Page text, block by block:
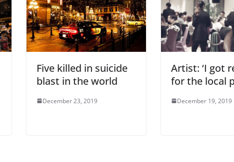
Five killed in suicide
blast in the world
December 23, 2019
Artist: ‘I got
for the local
December 19, 2019